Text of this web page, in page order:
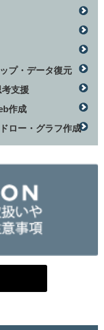
プ・データ復元
支援
作成
ロー・グラフ作成